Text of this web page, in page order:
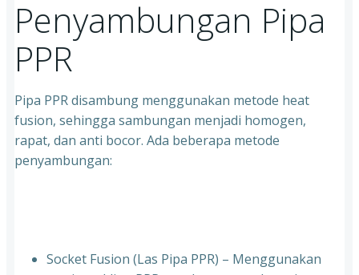
Penyambungan Pipa
PPR
Pipa PPR disambung menggunakan metode heat
fusion, sehingga sambungan menjadi homogen,
rapat, dan anti bocor. Ada beberapa metode
penyambungan:
Socket Fusion (Las Pipa PPR) – Menggunakan